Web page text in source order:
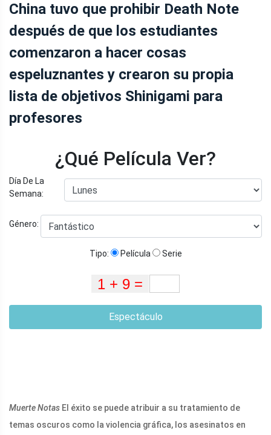
China tuvo que prohibir Death Note
después de que los estudiantes
comenzaron a hacer cosas
espeluznantes y crearon su propia
lista de objetivos Shinigami para
profesores
¿Qué Película Ver?
Día De La
Semana:
Género:
Tipo: Película Serie
Espectáculo
MuerteNotas El éxito se puede atribuir a su tratamiento de
temas oscuros como la violencia gráfica, los asesinatos en